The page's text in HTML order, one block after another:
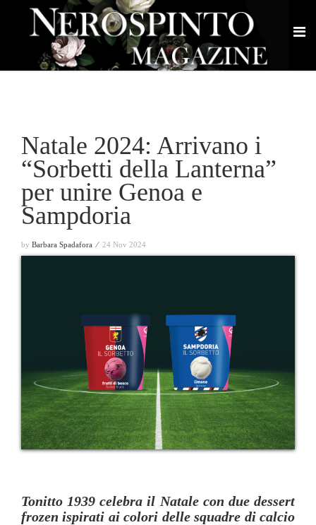
Natale 2024: Arrivano i
“Sorbetti della Lanterna”
per unire Genoa e
Sampdoria
by Barbara Spadafora ⁄ 24 Nov 2024
Tonitto 1939 celebra il Natale con due dessert
frozen ispirati ai colori delle squadre di calcio